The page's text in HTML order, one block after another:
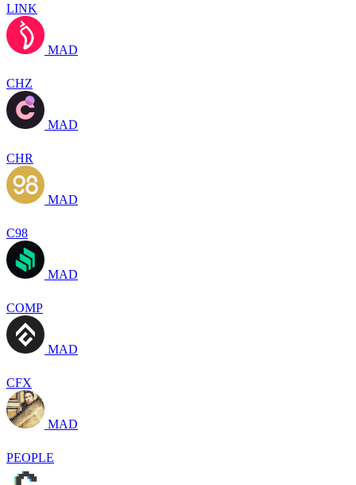
LINK
MAD
CHZ
MAD
CHR
MAD
C98
MAD
COMP
MAD
CFX
MAD
PEOPLE